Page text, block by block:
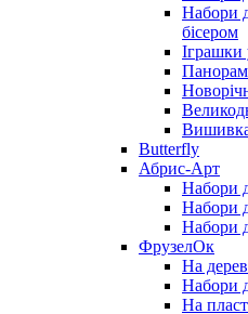
Набори
бісером
Іграшки
Butterfly
Абрис-Арт
Набори
Набори
Набори
ФрузелОк
На
Набори
На